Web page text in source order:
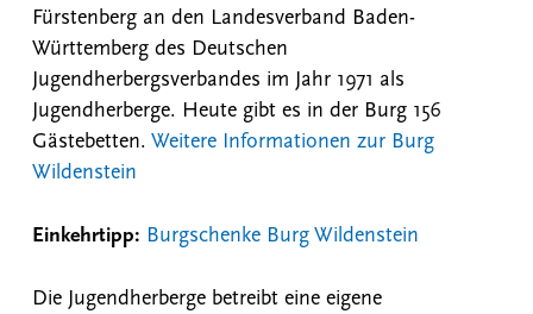
Fürstenberg an den Landesverband Baden-
Württemberg des Deutschen
Jugendherbergsverbandes im Jahr 1971 als
Jugendherberge. Heute gibt es in der Burg 156
Gästebetten. Weitere Informationen zur Burg
Wildenstein
Einkehrtipp: Burgschenke Burg Wildenstein
Die Jugendherberge betreibt eine eigene